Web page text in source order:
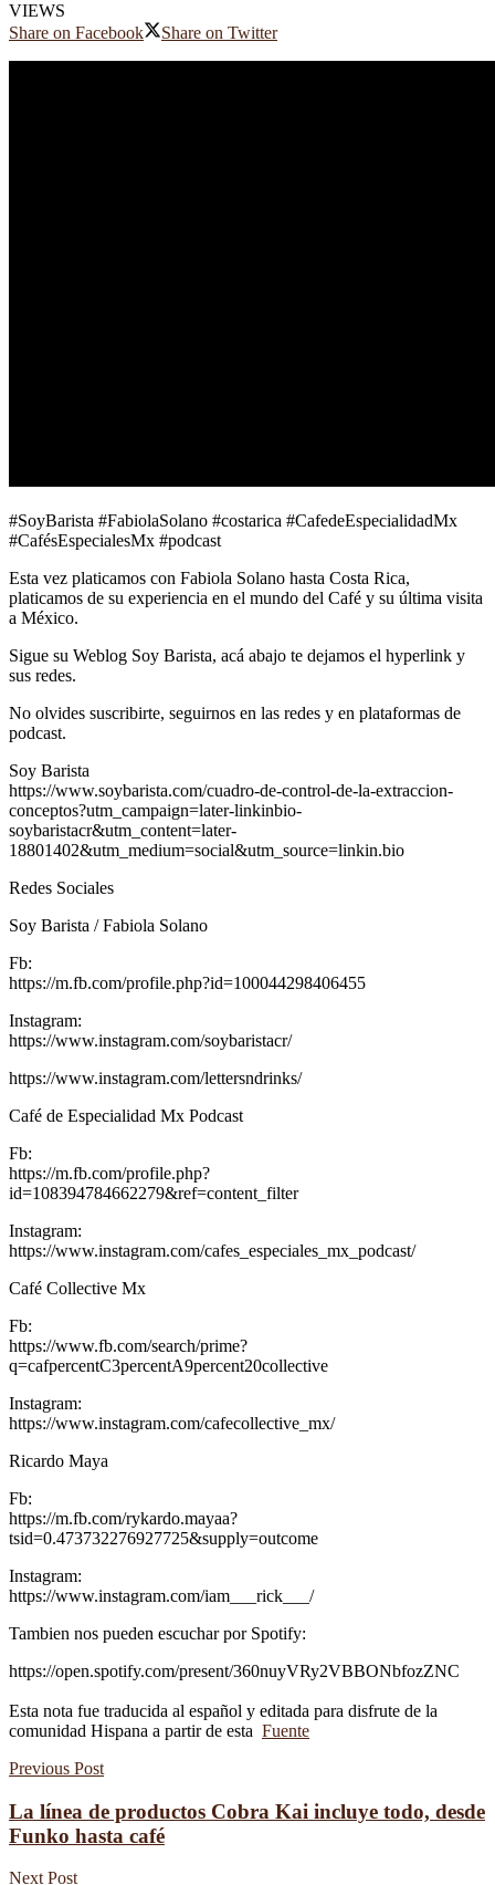
VIEWS
Share on Facebook
Share on Twitter
#SoyBarista #FabiolaSolano #costarica #CafedeEspecialidadMx
#CafésEspecialesMx #podcast
Esta vez platicamos con Fabiola Solano hasta Costa Rica,
platicamos de su experiencia en el mundo del Café y su última visita
a México.
Sigue su Weblog Soy Barista, acá abajo te dejamos el hyperlink y
sus redes.
No olvides suscribirte, seguirnos en las redes y en plataformas de
podcast.
Soy Barista
https://www.soybarista.com/cuadro-de-control-de-la-extraccion-
conceptos?utm_campaign=later-linkinbio-
soybaristacr&utm_content=later-
18801402&utm_medium=social&utm_source=linkin.bio
Redes Sociales
Soy Barista / Fabiola Solano
Fb:
https://m.fb.com/profile.php?id=100044298406455
Instagram:
https://www.instagram.com/soybaristacr/
https://www.instagram.com/lettersndrinks/
Café de Especialidad Mx Podcast
Fb:
https://m.fb.com/profile.php?
id=108394784662279&ref=content_filter
Instagram:
https://www.instagram.com/cafes_especiales_mx_podcast/
Café Collective Mx
Fb:
https://www.fb.com/search/prime?
q=cafpercentC3percentA9percent20collective
Instagram:
https://www.instagram.com/cafecollective_mx/
Ricardo Maya
Fb:
https://m.fb.com/rykardo.mayaa?
tsid=0.473732276927725&supply=outcome
Instagram:
https://www.instagram.com/iam___rick___/
Tambien nos pueden escuchar por Spotify:
https://open.spotify.com/present/360nuyVRy2VBBONbfozZNC
Esta nota fue traducida al español y editada para disfrute de la
comunidad Hispana a partir de esta Fuente
Previous Post
La línea de productos Cobra Kai incluye todo, desde
Funko hasta café
Next Post